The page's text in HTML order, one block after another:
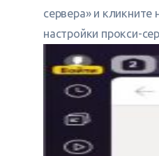
сервера» и кликните
настройки прокси-